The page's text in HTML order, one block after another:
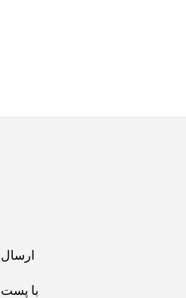
با پست